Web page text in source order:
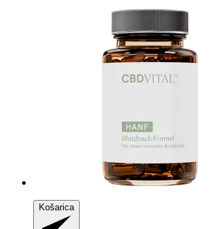
Košarica